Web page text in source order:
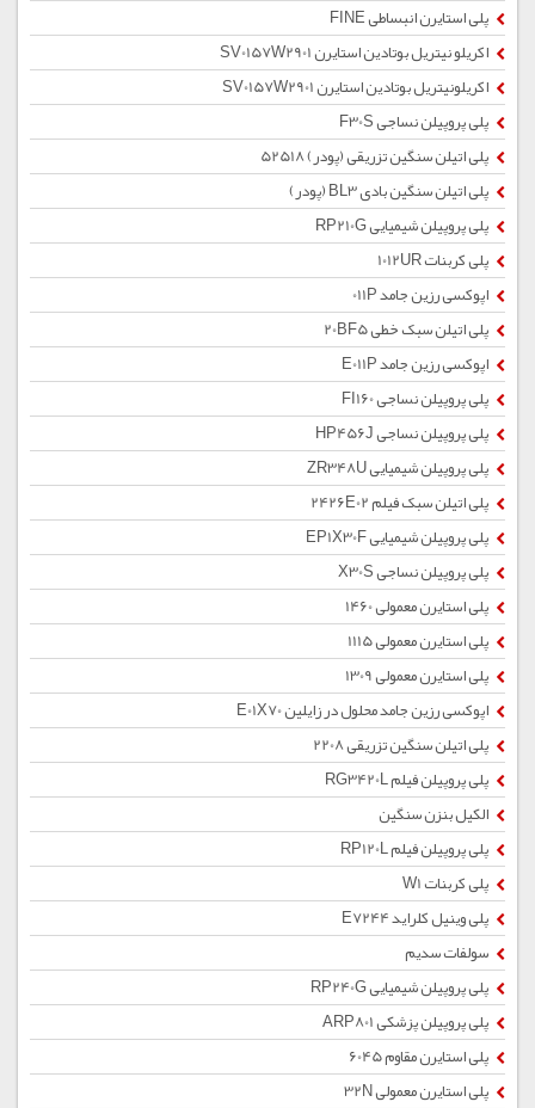
پلی استایرن انبساطی FINE
اکریلو نیتریل بوتادین استایرن SV0157W2901
اکریلونیتریل بوتادین استایرن SV0157W2901
پلی پروپیلن نساجی F30S
پلی اتیلن سنگین تزریقی (پودر) 52518
پلی اتیلن سنگین بادی BL3 (پودر)
پلی پروپیلن شیمیایی RP210G
پلی کربنات 1012UR
اپوکسی رزین جامد 011P
پلی اتیلن سبک خطی 20BF5
اپوکسی رزین جامد E011P
پلی پروپیلن نساجی FI160
پلی پروپیلن نساجی HP456J
پلی پروپیلن شیمیایی ZR348U
پلی اتیلن سبک فیلم 2426E02
پلی پروپیلن شیمیایی EP1X30F
پلی پروپیلن نساجی X30S
پلی استایرن معمولی 1460
پلی استایرن معمولی 1115
پلی استایرن معمولی 1309
اپوکسی رزین جامد محلول در زایلین E01X70
پلی اتیلن سنگین تزریقی 2208
پلی پروپیلن فیلم RG3420L
الکیل بنزن سنگین
پلی پروپیلن فیلم RP120L
پلی کربنات W1
پلی وینیل کلراید E7244
سولفات سدیم
پلی پروپیلن شیمیایی RP240G
پلی پروپیلن پزشکی ARP801
پلی استایرن مقاوم 6045
پلی استایرن معمولی 32N